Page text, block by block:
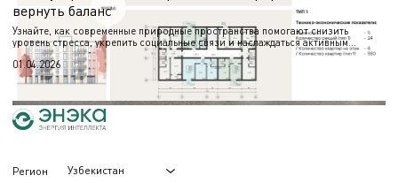
вернуть баланс
Узнайте, как современные природные пространства помогают снизить
уровень стресса, укрепить социальные связи и наслаждаться активным
отдыхом круглый год.
01.04.2026
Регион Узбекистан